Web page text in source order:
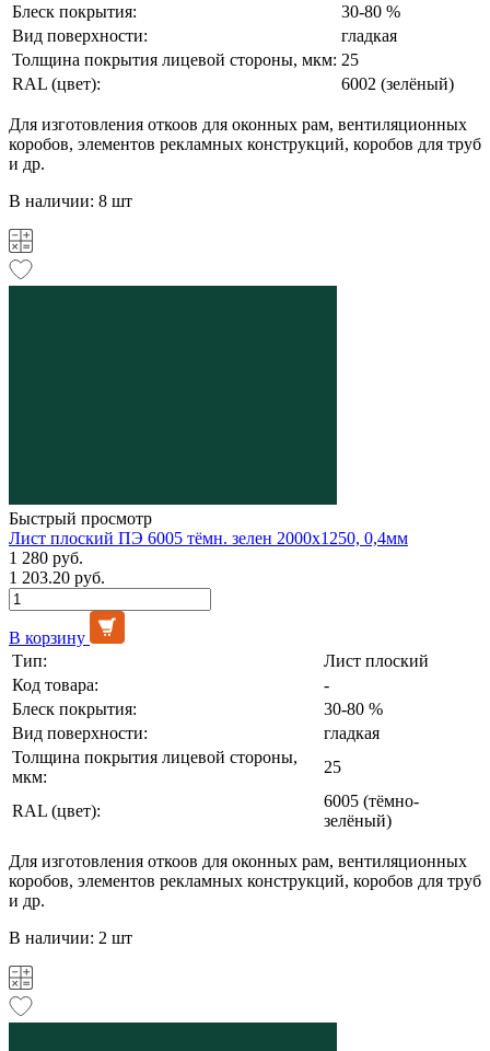
Блеск покрытия:
30-80 %
Вид поверхности:
гладкая
Толщина покрытия лицевой стороны, мкм: 25
RAL (цвет):
6002 (зелёный)
Для изготовления откоов для оконных рам, вентиляционных
коробов, элементов рекламных конструкций, коробов для труб
и др.
В наличии: 8 шт
Быстрый просмотр
Лист плоский ПЭ 6005 тёмн. зелен 2000х1250, 0,4мм
1 280 руб.
1 203.20 руб.
В корзину
Тип:
Лист плоский
Код товара:
-
Блеск покрытия:
30-80 %
Вид поверхности:
гладкая
Толщина покрытия лицевой стороны,
мкм:
25
RAL (цвет):
6005 (тёмно-
зелёный)
Для изготовления откоов для оконных рам, вентиляционных
коробов, элементов рекламных конструкций, коробов для труб
и др.
В наличии: 2 шт